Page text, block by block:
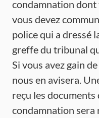
condamnation dont
vous devez
police qui a dressé
greffe du tribunal
Si vous avez gain
nous en avisera.
reçu les
condamnation sera